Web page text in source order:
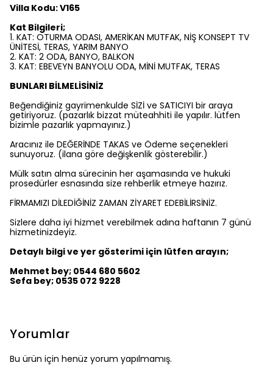
Villa Kodu: V165
Kat Bilgileri;
1. KAT: OTURMA ODASI, AMERİKAN MUTFAK, NİŞ KONSEPT TV
ÜNİTESİ, TERAS, YARIM BANYO
2. KAT: 2 ODA, BANYO, BALKON
3. KAT: EBEVEYN BANYOLU ODA, MİNİ MUTFAK, TERAS
BUNLARI BİLMELİSİNİZ
Beğendiğiniz gayrimenkulde SİZİ ve SATICIYI bir araya
getiriyoruz. (pazarlık bizzat müteahhiti ile yapılır. lütfen
bizimle pazarlık yapmayınız.)
Aracınız ile DEĞERİNDE TAKAS ve Ödeme seçenekleri
sunuyoruz. (ilana göre değişkenlik gösterebilir.)
Mülk satın alma sürecinin her aşamasında ve hukuki
prosedürler esnasında size rehberlik etmeye hazırız.
FİRMAMIZI DİLEDİĞİNİZ ZAMAN ZİYARET EDEBİLİRSİNİZ.
Sizlere daha iyi hizmet verebilmek adına haftanın 7 günü
hizmetinizdeyiz.
Detaylı bilgi ve yer gösterimi için lütfen arayın;
Mehmet bey; 0544 680 5602
Sefa bey; 0535 072 9228
Yorumlar
Bu ürün için henüz yorum yapılmamış.